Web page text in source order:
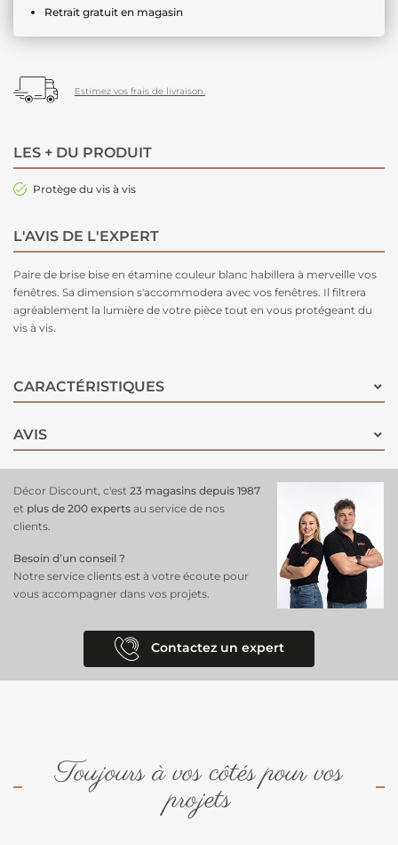
Retrait gratuit en magasin
Estimez vos frais de livraison.
LES + DU PRODUIT
Protège du vis à vis
L'AVIS DE L'EXPERT
Paire de brise bise en étamine couleur blanc habillera à merveille vos
fenêtres. Sa dimension s'accommodera avec vos fenêtres. Il filtrera
agréablement la lumière de votre pièce tout en vous protégeant du
vis à vis.
CARACTÉRISTIQUES
AVIS
Décor Discount, c'est 23 magasins depuis 1987
et plus de 200 experts au service de nos
clients.
Besoin d’un conseil ?
Notre service clients est à votre écoute pour
vous accompagner dans vos projets.
Contactez un expert
Toujours à vos côtés pour vos
projets